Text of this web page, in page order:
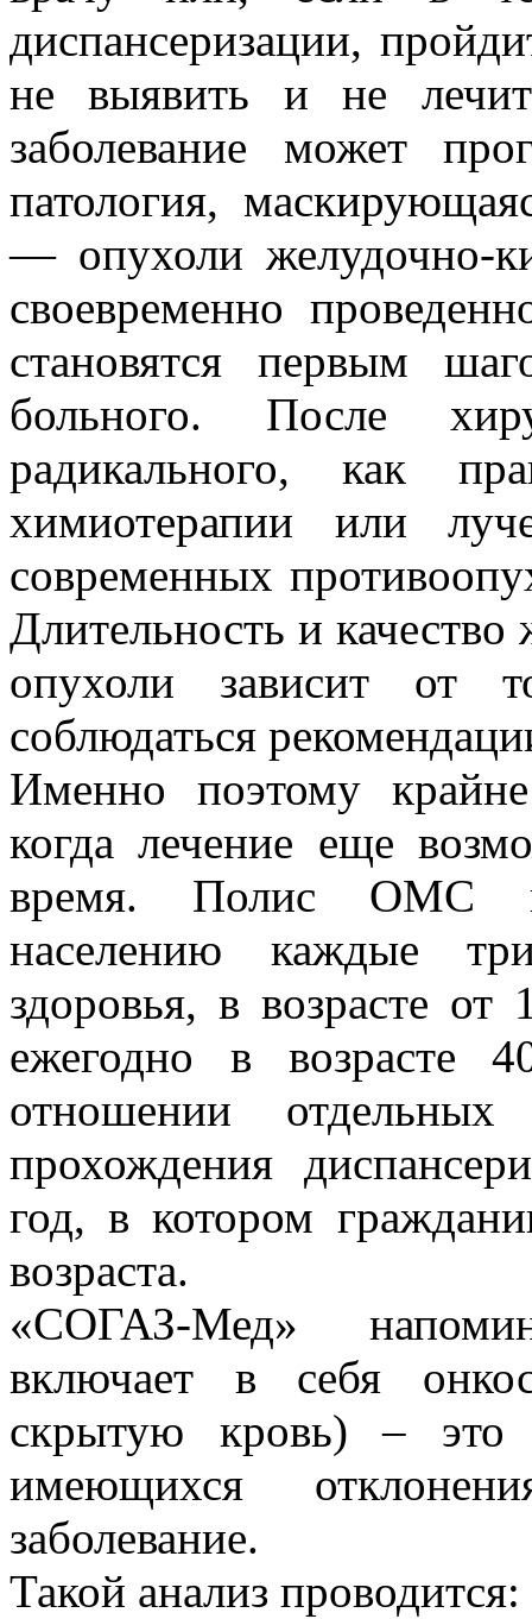
диспансеризации,
не выявить и не
заболевание может
патология,
— опухоли желудочно-
своевременно
становятся первым
больного. После
радикального, как
химиотерапии или
современных
Длительность и
опухоли зависит от
соблюдаться
Именно поэтому
когда лечение еще
время. Полис ОМС
населению каждые
здоровья, в возрасте
ежегодно в
отношении
прохождения
год, в котором
возраста.
«СОГАЗ-Мед»
включает в себя
скрытую кровь) – это
имеющихся
заболевание.
Такой анализ проводится: